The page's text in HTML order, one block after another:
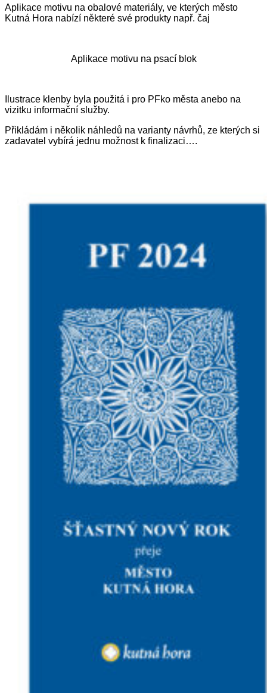
Aplikace motivu na obalové materiály, ve kterých město
Kutná Hora nabízí některé své produkty např. čaj
Aplikace motivu na psací blok
Ilustrace klenby byla použitá i pro PFko města anebo na
vizitku informační služby.
Přikládám i několik náhledů na varianty návrhů, ze kterých si
zadavatel vybírá jednu možnost k finalizaci….